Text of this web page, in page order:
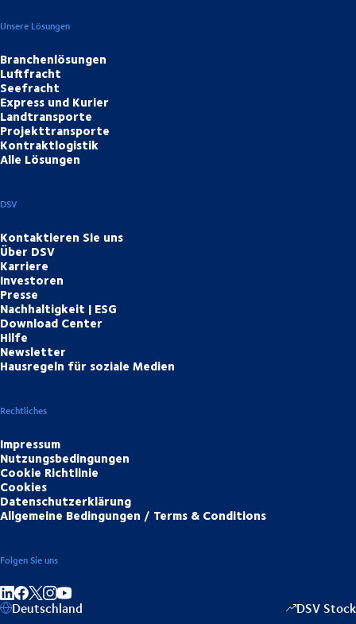
Unsere Lösungen
Branchenlösungen
Luftfracht
Seefracht
Express und Kurier
Landtransporte
Projekttransporte
Kontraktlogistik
Alle Lösungen
DSV
Kontaktieren Sie uns
Über DSV
Karriere
Investoren
Presse
Nachhaltigkeit | ESG
Download Center
Hilfe
Newsletter
Hausregeln für soziale Medien
Rechtliches
Impressum
Nutzungsbedingungen
Cookie Richtlinie
Cookies
Datenschutzerklärung
Allgemeine Bedingungen / Terms & Conditions
Folgen Sie uns
Auf LinkedIn teilen
Auf Facebook teilen
Auf Instagram teilen
Auf YouTube teilen
Deutschland DSV Stock